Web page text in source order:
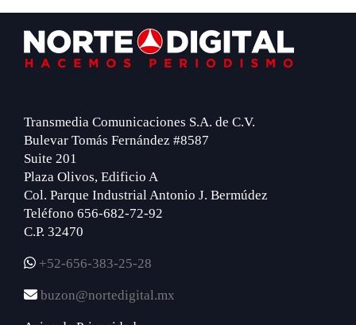
Footer
Transmedia Comunicaciones S.A. de C.V.
Bulevar Tomás Fernández #8587
Suite 201
Plaza Olivos, Edificio A
Col. Parque Industrial Antonio J. Bermúdez
Teléfono 656-682-72-92
C.P. 32470
+52-656-383-25-28
buzon@nortedigital.mx